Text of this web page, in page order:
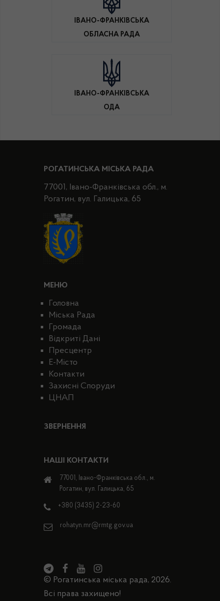
ІВАНО-ФРАНКІВСЬКА
ОБЛАСНА РАДА
ІВАНО-ФРАНКІВСЬКА
ОДА
РОГАТИНСЬКА МІСЬКА РАДА
77001, Івано-Франківська обл., м.
Рогатин, вул. Галицька, 65
МЕНЮ
Головна
Міська Рада
Громада
Відкриті Дані
Пресцентр
E-Місто
Контакти
Захисні Споруди
ЦНАП
ЗВЕРНЕННЯ
НАШІ КОНТАКТИ
77001, Івано-Франківська обл., м.
Рогатин, вул. Галицька, 65
+380 (3435) 2-23-60
rohatyn.mr@rmtg.gov.ua
© Рогатинська міська рада, 2026.
Всі права захищено!